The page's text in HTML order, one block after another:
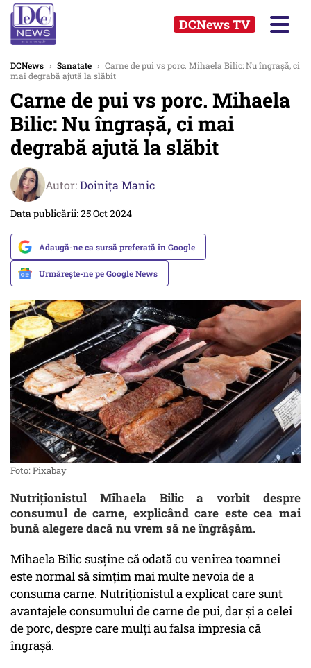
DCNews TV
DCNews › Sanatate › Carne de pui vs porc. Mihaela Bilic: Nu îngrașă, ci
mai degrabă ajută la slăbit
Carne de pui vs porc. Mihaela
Bilic: Nu îngrașă, ci mai
degrabă ajută la slăbit
Autor:Doinița Manic
Data publicării: 25 Oct 2024
Adaugă-ne ca sursă preferată în Google
Urmărește-ne pe Google News
Foto: Pixabay
Nutriționistul Mihaela Bilic a vorbit despre
consumul de carne, explicând care este cea mai
bună alegere dacă nu vrem să ne îngrășăm.
Mihaela Bilic susține că odată cu venirea toamnei
este normal să simțim mai multe nevoia de a
consuma carne. Nutriționistul a explicat care sunt
avantajele consumului de carne de pui, dar și a celei
de porc, despre care mulți au falsa impresia că
îngrașă.